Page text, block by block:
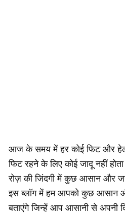
आज के समय में हर कोई फिट और
फिट रहने के लिए कोई जादू नहीं
रोज़ की जिंदगी में कुछ आसान और
इस ब्लॉग में हम आपको कुछ
बताएंगे जिन्हें आप आसानी से अपनी